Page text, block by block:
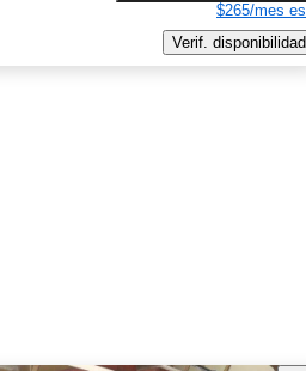
$265/mes
Verif. disponibilidad